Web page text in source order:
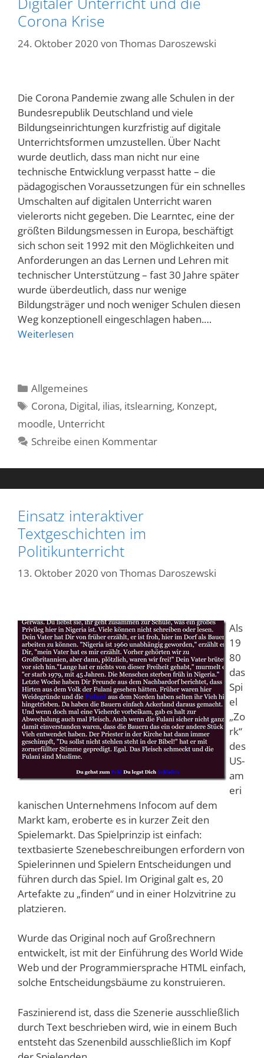
Corona Krise
24. Oktober 2020 von Thomas Daroszewski
Die Corona Pandemie zwang alle Schulen in der
Bundesrepublik Deutschland und viele
Bildungseinrichtungen kurzfristig auf digitale
Unterrichtsformen umzustellen. Über Nacht
wurde deutlich, dass man nicht nur eine
technische Entwicklung verpasst hatte – die
pädagogischen Voraussetzungen für ein schnelles
Umschalten auf digitalen Unterricht waren
vielerorts nicht gegeben. Die Learntec, eine der
größten Bildungsmessen in Europa, beschäftigt
sich schon seit 1992 mit den Möglichkeiten und
Anforderungen an das Lernen und Lehren mit
technischer Unterstützung – fast 30 Jahre später
wurde überdeutlich, dass nur wenige
Bildungsträger und noch weniger Schulen diesen
Weg konzeptionell eingeschlagen haben.…
Weiterlesen
Kategorien
Allgemeines
Schlagwörter
Corona, Digital, ilias, itslearning, Konzept,
moodle, Unterricht
Schreibe einen Kommentar
Einsatz interaktiver
Textgeschichten im
Politikunterricht
13. Oktober 2020 von Thomas Daroszewski
Als
19
80
das
Spi
el
„Zo
rk“
des
US-
am
eri
kanischen Unternehmens Infocom auf dem
Markt kam, eroberte es in kurzer Zeit den
Spielemarkt. Das Spielprinzip ist einfach:
textbasierte Szenebeschreibungen erfordern von
Spielerinnen und Spielern Entscheidungen und
führen durch das Spiel. Im Original galt es, 20
Artefakte zu „finden“ und in einer Holzvitrine zu
platzieren.
Wurde das Original noch auf Großrechnern
entwickelt, ist mit der Einführung des World Wide
Web und der Programmiersprache HTML einfach,
solche Entscheidungsbäume zu konstruieren.
Faszinierend ist, dass die Szenerie ausschließlich
durch Text beschrieben wird, wie in einem Buch
entsteht das Szenenbild ausschließlich im Kopf